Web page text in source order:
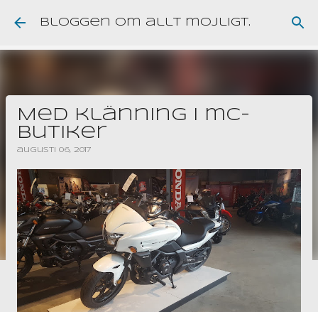
Fortsätt till huvudinnehåll
Bloggen om allt möjligt.
Med klänning i mc-
butiker
augusti 06, 2017